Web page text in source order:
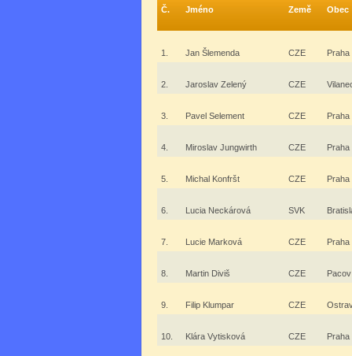
Č. Jméno Země Obec
1. Jan Šlemenda CZE Praha
2. Jaroslav Zelený CZE
3. Pavel Selement CZE Praha
4. Miroslav Jungwirth CZE Praha
5. Michal Konfršt CZE Praha
6. Lucia Neckárová SVK
7. Lucie Marková CZE Praha
8. Martin Diviš CZE Pacov
9. Filip Klumpar CZE
10. Klára Vytisková CZE Praha